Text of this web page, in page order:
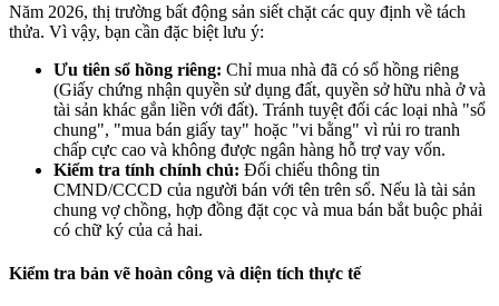
Năm 2026, thị trường bất động sản siết chặt các quy định về tách
thửa. Vì vậy, bạn cần đặc biệt lưu ý:
Ưu tiên sổ hồng riêng: Chỉ mua nhà đã có sổ hồng riêng
(Giấy chứng nhận quyền sử dụng đất, quyền sở hữu nhà ở và
tài sản khác gắn liền với đất). Tránh tuyệt đối các loại nhà "sổ
chung", "mua bán giấy tay" hoặc "vi bằng" vì rủi ro tranh
chấp cực cao và không được ngân hàng hỗ trợ vay vốn.
Kiểm tra tính chính chủ: Đối chiếu thông tin
CMND/CCCD của người bán với tên trên sổ. Nếu là tài sản
chung vợ chồng, hợp đồng đặt cọc và mua bán bắt buộc phải
có chữ ký của cả hai.
Kiểm tra bản vẽ hoàn công và diện tích thực tế